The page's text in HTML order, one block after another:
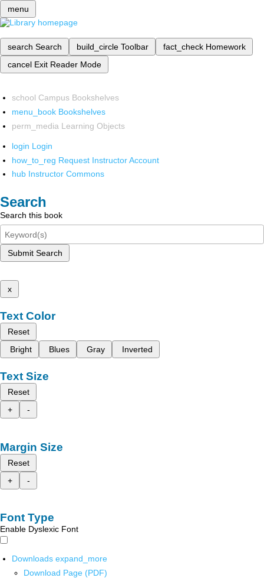
menu
search Search build_circle Toolbar fact_check Homework
cancel Exit Reader Mode
school Campus Bookshelves
menu_book Bookshelves
perm_media Learning Objects
login Login
how_to_reg Request Instructor Account
hub Instructor Commons
Search
Search this book
Submit Search
x
Text Color
Reset
Bright
Blues Gray Inverted
Text Size
Reset
+
-
Margin Size
Reset
+
-
Font Type
Enable Dyslexic Font
Downloads expand_more
Download Page (PDF)